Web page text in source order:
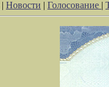
| Новости | Голосование |